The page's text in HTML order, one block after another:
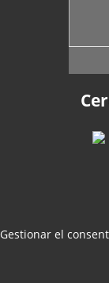
Gestionar el